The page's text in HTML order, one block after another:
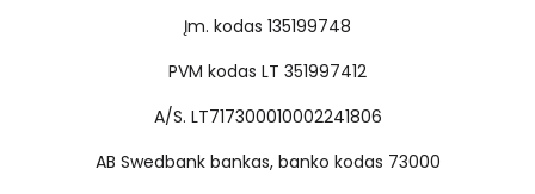
Įm. kodas 135199748
PVM kodas LT 351997412
A/S. LT717300010002241806
AB Swedbank bankas, banko kodas 73000